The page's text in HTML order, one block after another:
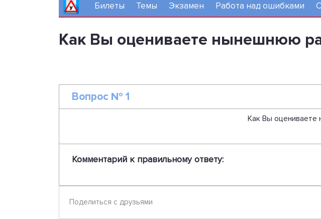
Билеты Темы Экзамен Работа над ошибками
Как Вы оцениваете нынешнюю
Вопрос № 1
Как Вы
Комментарий к правильному ответу:
Поделиться с друзьями